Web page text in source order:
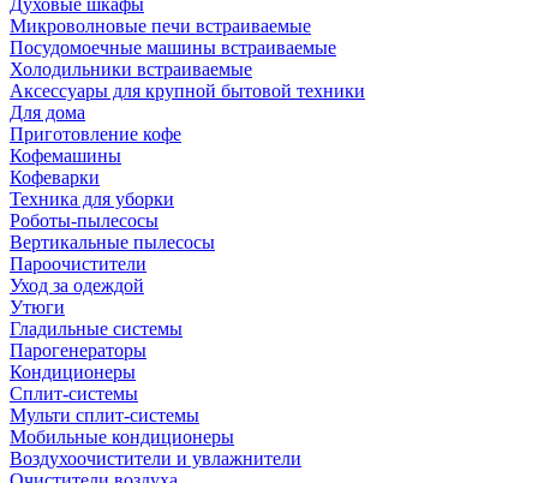
Духовые шкафы
Микроволновые печи встраиваемые
Посудомоечные машины встраиваемые
Холодильники встраиваемые
Аксессуары для крупной бытовой техники
Для дома
Приготовление кофе
Кофемашины
Кофеварки
Техника для уборки
Роботы-пылесосы
Вертикальные пылесосы
Пароочистители
Уход за одеждой
Утюги
Гладильные системы
Парогенераторы
Кондиционеры
Сплит-системы
Мульти сплит-системы
Мобильные кондиционеры
Воздухоочистители и увлажнители